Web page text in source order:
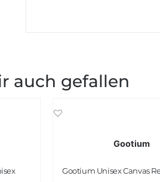
auch gefallen
Gootium